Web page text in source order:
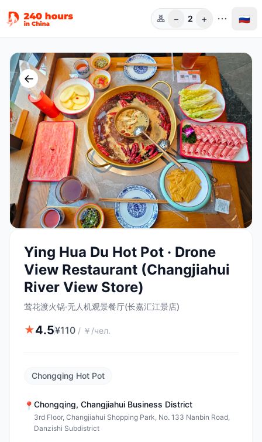
Чел.
− 2 + 🇷🇺
←
Ying Hua Du Hot Pot · Drone
View Restaurant (Changjiahui
River View Store)
莺花渡火锅·无人机观景餐厅(长嘉汇江景店)
★4.5¥110 / ￥/чел.
Chongqing Hot Pot
📍 Chongqing, Changjiahui Business District
3rd Floor, Changjiahui Shopping Park, No. 133 Nanbin Road,
Danzishi Subdistrict